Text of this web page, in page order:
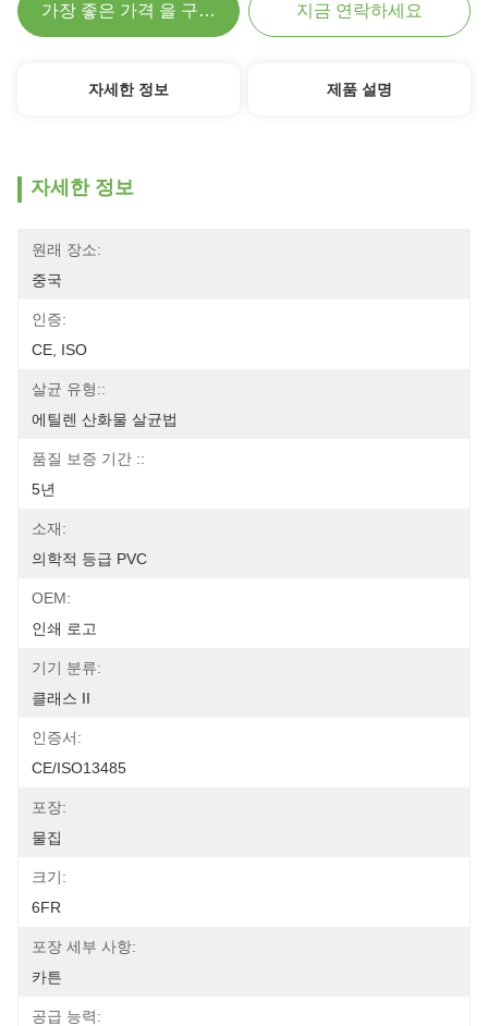
가장 좋은 가격 을 구하라 지금 연락하세요
자세한 정보 제품 설명
자세한 정보
원래 장소:
중국
인증:
CE, ISO
살균 유형::
에틸렌 산화물 살균법
품질 보증 기간 ::
5년
소재:
의학적 등급 PVC
OEM:
인쇄 로고
기기 분류:
클래스 II
인증서:
CE/ISO13485
포장:
물집
크기:
6FR
포장 세부 사항:
카튼
공급 능력: